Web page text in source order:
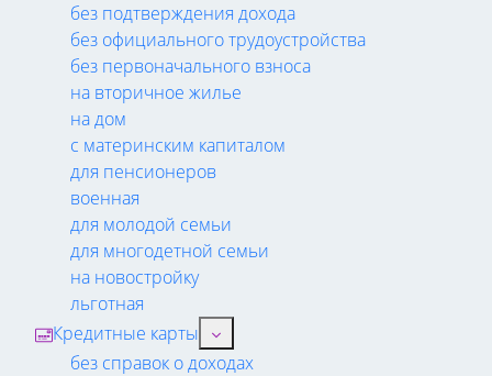
без подтверждения дохода
без официального трудоустройства
без первоначального взноса
на вторичное жилье
на дом
с материнским капиталом
для пенсионеров
военная
для молодой семьи
для многодетной семьи
на новостройку
льготная
Кредитные карты
без справок о доходах